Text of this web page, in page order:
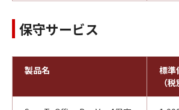
保守サービス
製品名
標準
（税